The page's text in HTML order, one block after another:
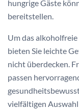
hungrige Gäste
bereitstellen.
Um das
bieten Sie leichte
nicht überdecken.
passen
vielfältigen Auswahl